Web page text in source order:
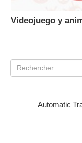
Videojuego y
Automatic